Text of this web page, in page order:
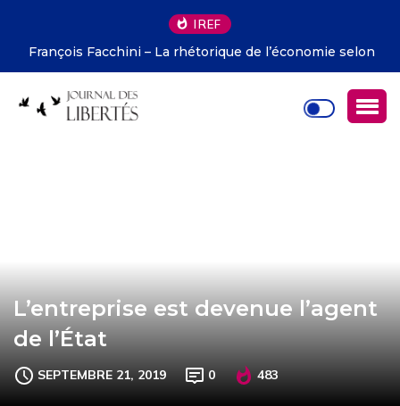
IREF
François Facchini – La rhétorique de l’économie selon
Deirdre McCloskey
L’entreprise est devenue l’agent
de l’État